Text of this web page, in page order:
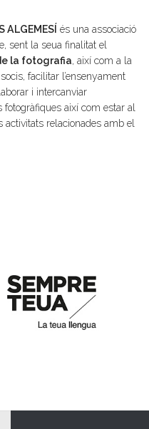
ALGEMESÍ és una associació
sent la seua finalitat el
la fotografia, així com a la
facilitar l’ensenyament
i intercanviar
així com estar al
relacionades amb el